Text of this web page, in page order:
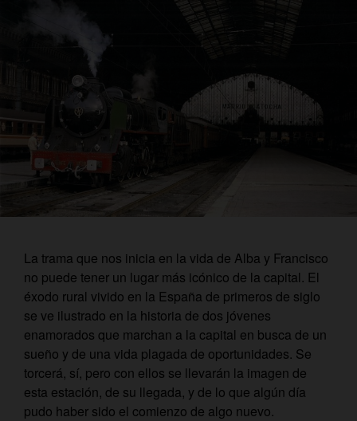
La trama que nos inicia en la vida de Alba y Francisco
no puede tener un lugar más icónico de la capital. El
éxodo rural vivido en la España de primeros de siglo
se ve ilustrado en la historia de dos jóvenes
enamorados que marchan a la capital en busca de un
sueño y de una vida plagada de oportunidades. Se
torcerá, sí, pero con ellos se llevarán la imagen de
esta estación, de su llegada, y de lo que algún día
pudo haber sido el comienzo de algo nuevo.